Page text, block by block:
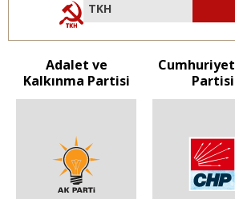
TKH
Adalet ve
Kalkınma Partisi
Partisi